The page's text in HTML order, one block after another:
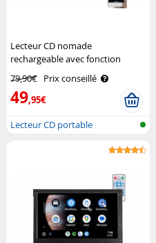
Lecteur CD nomade
rechargeable avec fonction
bluetooth et haut-parleurs
Auvisio
79,90€ Prix conseillé
49,95€
Lecteur CD portable